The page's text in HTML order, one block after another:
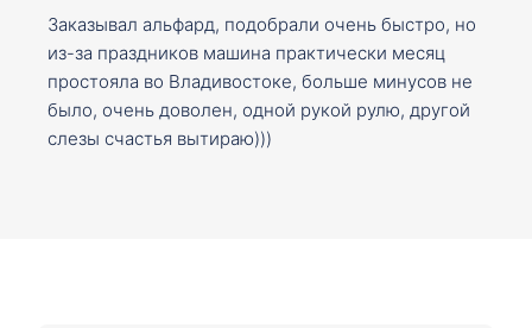
Заказывал альфард, подобрали очень быстро, но
из-за праздников машина практически месяц
простояла во Владивостоке, больше минусов не
было, очень доволен, одной рукой рулю, другой
слезы счастья вытираю)))